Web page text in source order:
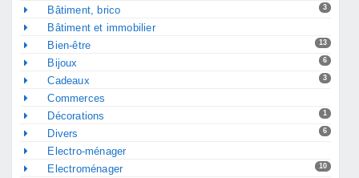
3
Bâtiment, brico
Bâtiment et immobilier
13
Bien-être
6
Bijoux
3
Cadeaux
Commerces
1
Décorations
6
Divers
Electro-ménager
10
Electroménager